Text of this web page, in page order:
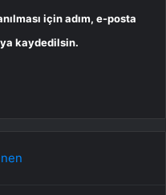
için adım, e-posta
kaydedilsin.